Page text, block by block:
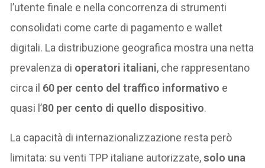
l’utente finale e nella concorrenza di strumenti
consolidati come carte di pagamento e wallet
digitali. La distribuzione geografica mostra una netta
prevalenza di operatori italiani, che rappresentano
circa il 60 per cento del traffico informativo e
quasi l’80 per cento di quello dispositivo.
La capacità di internazionalizzazione resta però
limitata: su venti TPP italiane autorizzate,solo una